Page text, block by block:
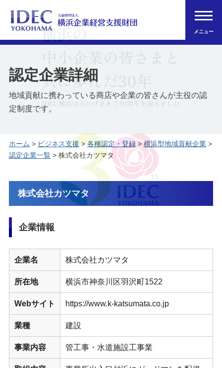
メニュー
認定企業詳細
地域貢献に携わっている商店や企業の皆さんが主役の認
定制度です。
ホーム > ビジネス支援>各種認定・登録>横浜型地域貢献企業>
認定企業一覧> 株式会社カツマタ
株式会社カツマタ
企業情報
企業名 株式会社カツマタ
所在地 横浜市神奈川区羽沢町1522
Webサイト https://www.k-katsumata.co.jp
業種 建設
事業内容 管工事・水道施設工事業